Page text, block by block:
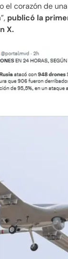
el corazón de
publicó la
X.